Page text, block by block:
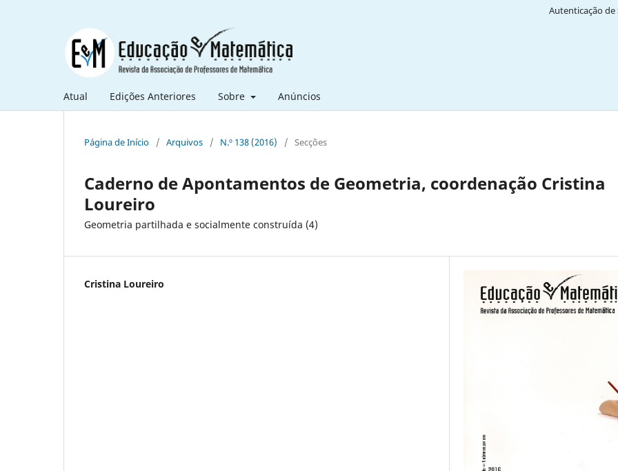
Atual Edições Anteriores Sobre Anúncios
Autenticação de
Página de Início / Arquivos / N.º 138 (2016) / Secções
Caderno de Apontamentos de Geometria, coordenação Cristina
Loureiro
Geometria partilhada e socialmente construída (4)
Cristina Loureiro